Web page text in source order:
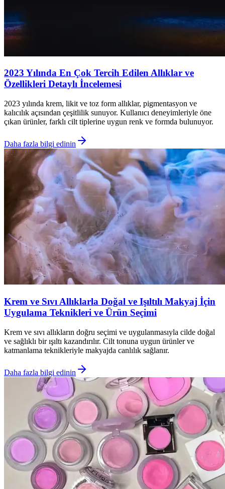
2023 Yılında En Çok Tercih Edilen Allıklar ve
Özellikleri Detaylı İncelemesi
2023 yılında krem, likit ve toz form allıklar, pigmentasyon ve
kalıcılık açısından çeşitlilik sunuyor. Kullanıcı deneyimleriyle öne
çıkan ürünler, farklı cilt tiplerine uygun renk ve formda bulunuyor.
Daha fazla bilgi edinin
Krem ve Sıvı Allıklarla Doğal ve Işıltılı Makyaj İçin
Uygulama Teknikleri ve Ürün Seçimi
Krem ve sıvı allıkların doğru seçimi ve uygulanmasıyla cilde doğal
ve sağlıklı bir ışıltı kazandırılır. Cilt tonuna uygun ürünler ve
katmanlama teknikleriyle makyajda canlılık sağlanır.
Daha fazla bilgi edinin